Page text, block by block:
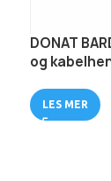
DONAT
og
LES MER